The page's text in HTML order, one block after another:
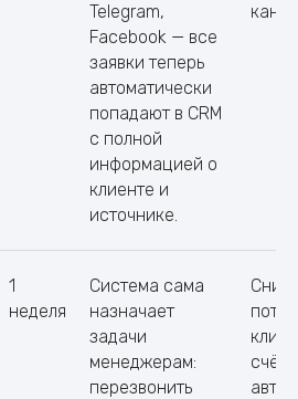
Telegram,
Facebook — все
заявки теперь
автоматически
попадают в CRM
с полной
информацией о
клиенте и
источнике.
1
неделя
Система сама
назначает
задачи
менеджерам:
перезвонить
счёт